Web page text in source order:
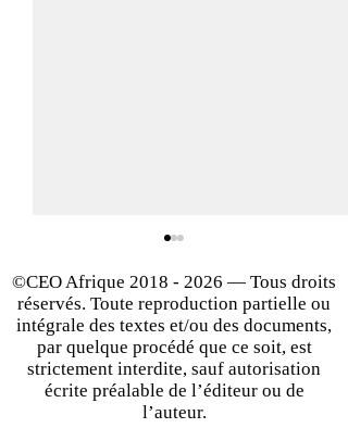
Les 6 plus grands secteurs
©CEO Afrique 2018 - 2026 — Tous droits
réservés. Toute reproduction partielle ou
intégrale des textes et/ou des documents,
par quelque procédé que ce soit, est
strictement interdite, sauf autorisation
écrite préalable de l’éditeur ou de
l’auteur.